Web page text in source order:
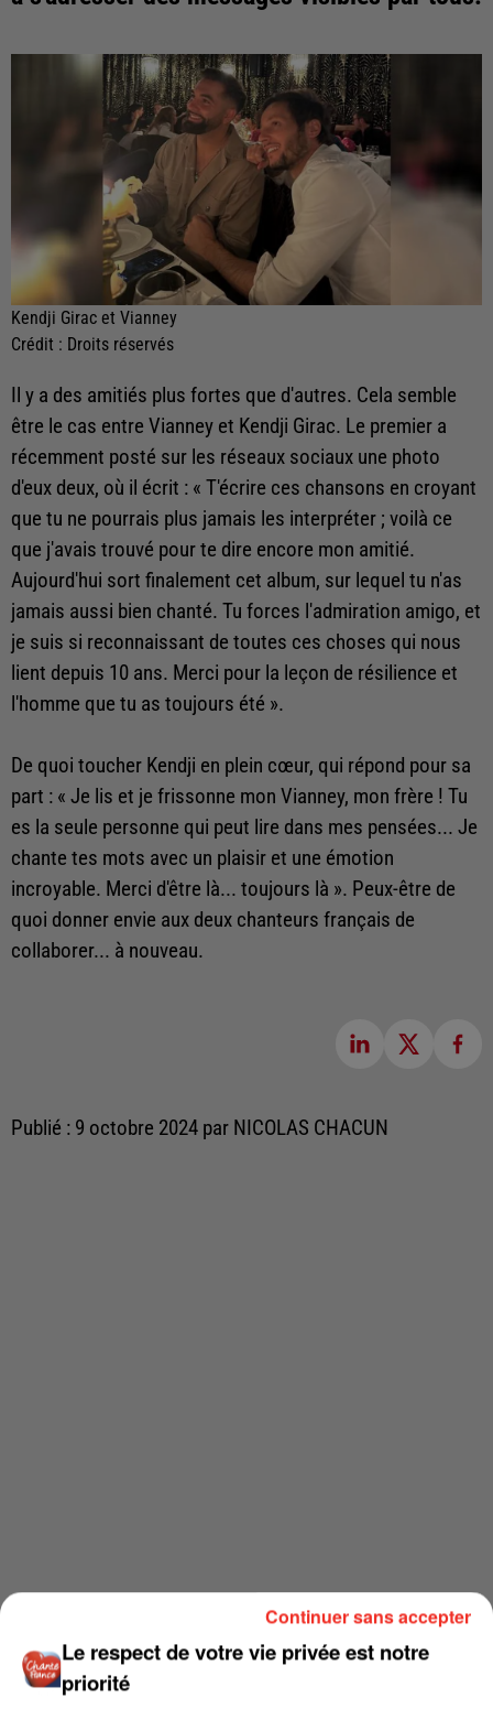
Kendji Girac et Vianney
Crédit : Droits réservés
Il y a des amitiés plus fortes que d'autres. Cela semble
être le cas entre Vianney et Kendji Girac. Le premier a
récemment posté sur les réseaux sociaux une photo
d'eux deux, où il écrit : « T'écrire ces chansons en croyant
que tu ne pourrais plus jamais les interpréter ; voilà ce
que j'avais trouvé pour te dire encore mon amitié.
Aujourd'hui sort finalement cet album, sur lequel tu n'as
jamais aussi bien chanté. Tu forces l'admiration amigo, et
je suis si reconnaissant de toutes ces choses qui nous
lient depuis 10 ans. Merci pour la leçon de résilience et
l'homme que tu as toujours été ».
De quoi toucher Kendji en plein cœur, qui répond pour sa
part : « Je lis et je frissonne mon Vianney, mon frère ! Tu
es la seule personne qui peut lire dans mes pensées... Je
chante tes mots avec un plaisir et une émotion
incroyable. Merci d'être là... toujours là ». Peux-être de
quoi donner envie aux deux chanteurs français de
collaborer... à nouveau.
Publié : 9 octobre 2024 par NICOLAS CHACUN
Le respect de votre vie privée est notre
priorité
Continuer sans accepter